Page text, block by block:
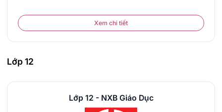
Xem chi tiết
Lớp 12
Lớp 12 - NXB Giáo Dục